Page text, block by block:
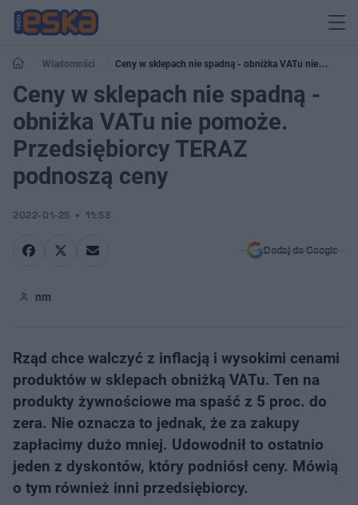
Wiadomości
Ceny w sklepach nie spadną - obniżka VATu nie
pomoże. Przedsiębiorcy TERAZ podnoszą ceny
Ceny w sklepach nie spadną -
obniżka VATu nie pomoże.
Przedsiębiorcy TERAZ
podnoszą ceny
2022-01-25 11:53
Dodaj do Google
nm
Rząd chce walczyć z inflacją i wysokimi cenami
produktów w sklepach obniżką VATu. Ten na
produkty żywnościowe ma spaść z 5 proc. do
zera. Nie oznacza to jednak, że za zakupy
zapłacimy dużo mniej. Udowodnił to ostatnio
jeden z dyskontów, który podniósł ceny. Mówią
o tym również inni przedsiębiorcy.